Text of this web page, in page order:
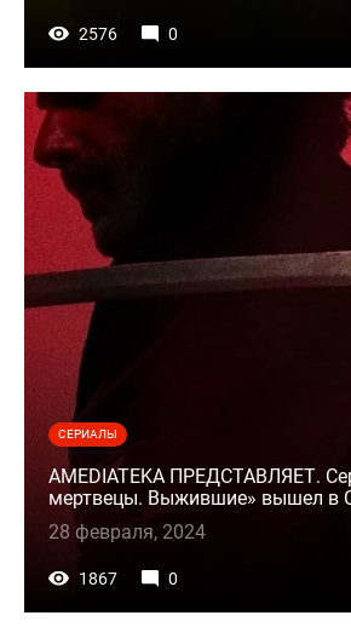
2576 0
СЕРИАЛЫ
AMEDIATEKA ПРЕДСТАВЛЯЕТ.
мертвецы. Выжившие» вышел в
28 февраля, 2024
1867 0